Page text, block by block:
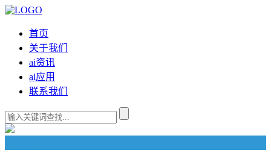
首页
关于我们
ai资讯
ai应用
联系我们